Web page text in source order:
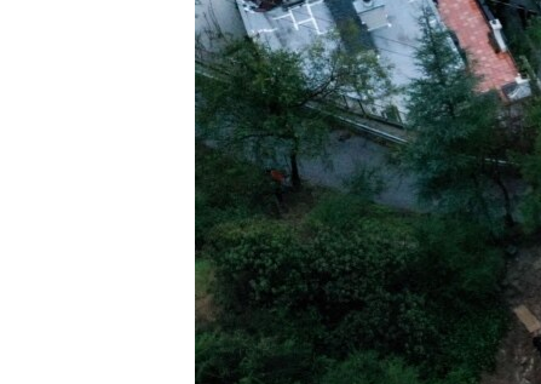
GENOCID U SREBRENICI
POPLAVE I KLIZIŠTA U BIH 2024.